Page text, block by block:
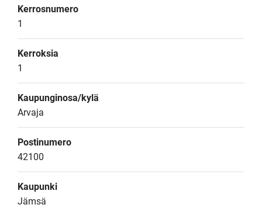
Kerrosnumero
1
Kerroksia
1
Kaupunginosa/kylä
Arvaja
Postinumero
42100
Kaupunki
Jämsä